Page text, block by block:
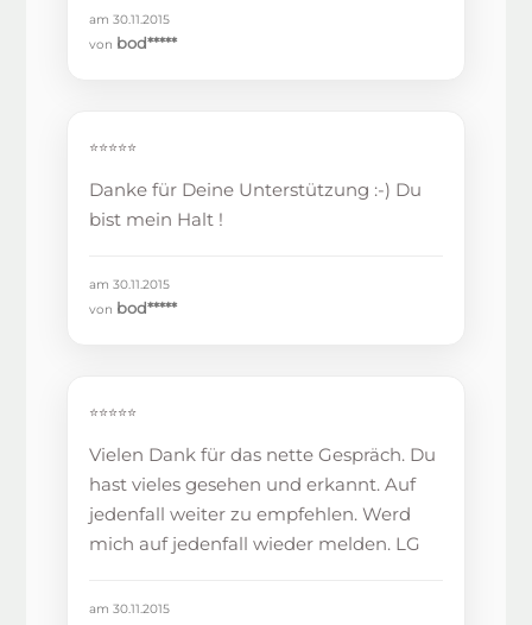
am 30.11.2015
von bod*****
⭐⭐⭐⭐⭐
Danke für Deine Unterstützung :-) Du
bist mein Halt !
am 30.11.2015
von bod*****
⭐⭐⭐⭐⭐
Vielen Dank für das nette Gespräch. Du
hast vieles gesehen und erkannt. Auf
jedenfall weiter zu empfehlen. Werd
mich auf jedenfall wieder melden. LG
am 30.11.2015